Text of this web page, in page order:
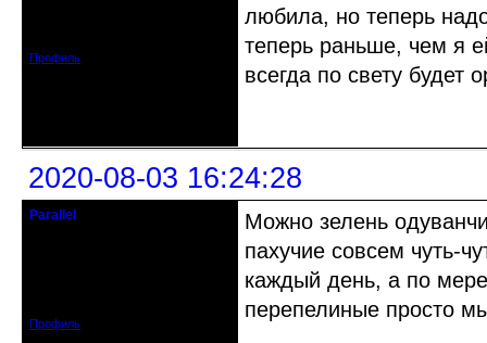
Профиль
любила, но теперь
теперь раньше, чем я
всегда по свету будет
2020-08-03 16:24:28
Parallel
Профиль
Можно зелень
пахучие совсем чуть-
каждый день, а по
перепелиные просто